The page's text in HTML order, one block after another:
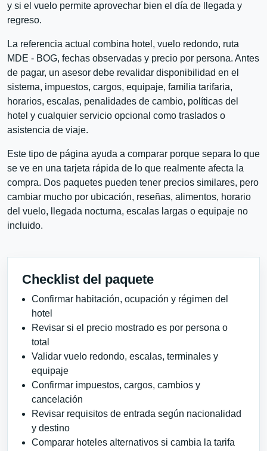
y si el vuelo permite aprovechar bien el día de llegada y
regreso.
La referencia actual combina hotel, vuelo redondo, ruta
MDE - BOG, fechas observadas y precio por persona. Antes
de pagar, un asesor debe revalidar disponibilidad en el
sistema, impuestos, cargos, equipaje, familia tarifaria,
horarios, escalas, penalidades de cambio, políticas del
hotel y cualquier servicio opcional como traslados o
asistencia de viaje.
Este tipo de página ayuda a comparar porque separa lo que
se ve en una tarjeta rápida de lo que realmente afecta la
compra. Dos paquetes pueden tener precios similares, pero
cambiar mucho por ubicación, reseñas, alimentos, horario
del vuelo, llegada nocturna, escalas largas o equipaje no
incluido.
Checklist del paquete
Confirmar habitación, ocupación y régimen del
hotel
Revisar si el precio mostrado es por persona o
total
Validar vuelo redondo, escalas, terminales y
equipaje
Confirmar impuestos, cargos, cambios y
cancelación
Revisar requisitos de entrada según nacionalidad
y destino
Comparar hoteles alternativos si cambia la tarifa